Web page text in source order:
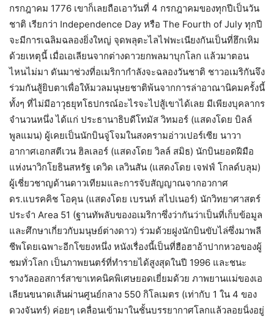
กรกฎาคม 1776 เขาก็เลยถือเอาวันที่ 4 กรกฎาคมของทุกปีเป็นวัน
ชาติ เรียกว่า Independence Day หรือ The Fourth of July ทุกปี
จะมีการเฉลิมฉลองยิ่งใหญ่ จุดพลุตะไลไฟพะเนียงกันเป็นที่ฮึกเหิม
ด้วยเหตุนี้ เมื่อเอเลียนจากต่างดาวยกพลมาบุกโลก แล้วมาตอน
ไหนไม่มา ดันมาช่วงที่อเมริกากำลังจะฉลองวันชาติ ชาวอเมริกันจึง
ร่วมกันสู้ยิบตาเพื่อให้มวลมนุษยชาติพ้นจากการล่าอาณานิคมครั้งนี้
ทั้งๆ ที่ไม่มีอาวุธยุทโธปกรณ์อะไรจะไปสู้เขาได้เลย มีเพียงบุคลากร
จำนวนหนึ่ง ได้แก่ ประธานาธิบดีโทมัส วิทมอร์ (แสดงโดย บิลล์
พูลแมน) ผู้เคยเป็นนักบินจู่โจมในสงครามอ่าวเปอร์เซีย นาวา
อากาศเอกสตีเวน ฮิลเลอร์ (แสดงโดย วิลล์ สมิธ) นักบินยอดฝีมือ
แห่งนาวิกโยธินสหรัฐ เดวิด เลวินสัน (แสดงโดย เจฟฟ์ โกลด์บลุม)
ผู้เชี่ยวชาญด้านดาวเทียมและการจับสัญญาณจากอวกาศ
ดร.แบรคคิช โอคุน (แสดงโดย เบรนท์ สไปเนอร์) นักวิทยาศาสตร์
ประจำ Area 51 (ฐานทัพลับของอเมริกาซึ่งว่ากันว่าเป็นที่เก็บข้อมูล
และศึกษาเกี่ยวกับมนุษย์ต่างดาว) ร่วมด้วยฝูงนักบินขับไล่ซึ่งมาพลี
ชีพโดยเฉพาะอีกโขยงหนึ่ง หนังเรื่องนี้เป็นที่ฮือฮาอ้าปากหวอของผู้
ชมทั่วโลก เป็นภาพยนตร์ที่ทำรายได้สูงสุดในปี 1996 และชนะ
รางวัลออสการ์สาขาเทคนิคพิเศษยอดเยี่ยมด้วย ภาพยานแม่ของเอ
เลียนขนาดเส้นผ่านศูนย์กลาง 550 กิโลเมตร (เท่ากับ 1 ใน 4 ของ
ดวงจันทร์) ค่อยๆ เคลื่อนเข้ามาในชั้นบรรยากาศโลกแล้วลอยนิ่งอยู่